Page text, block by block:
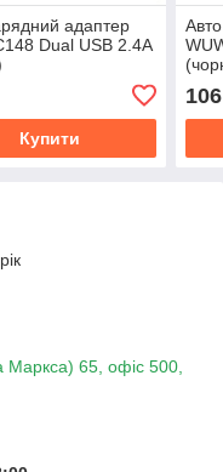
адаптер
Dual USB 2.4A
Купити
106
Маркса) 65, офіс 500,